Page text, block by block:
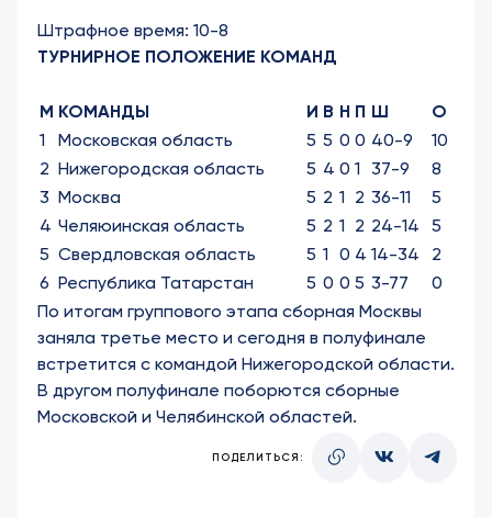
Штрафное время: 10-8
ТУРНИРНОЕ ПОЛОЖЕНИЕ КОМАНД
М КОМАНДЫ И В Н П Ш
О
1
Московская область 5 5 0 0 40-9
10
2 Нижегородская область 5 4 0 1 37-9
8
3 Москва 5 2 1 2 36-11
5
4 Челяюинская область 5 2 1 2 24-14
5
5 Свердловская область 5 1 0 4 14-34
2
6 Республика Татарстан 5 0 0 5 3-77
0
По итогам группового этапа сборная Москвы
заняла третье место и сегодня в полуфинале
встретится с командой Нижегородской области.
В другом полуфинале поборются сборные
Московской и Челябинской областей.
ПОДЕЛИТЬСЯ: